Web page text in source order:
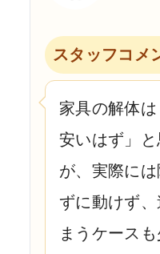
スタッフコメ
家具の解体
安いはず」
が、実際に
ずに動けず
まうケース